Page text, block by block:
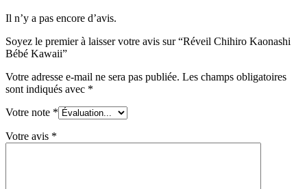
Il n’y a pas encore d’avis.
Soyez le premier à laisser votre avis sur “Réveil Chihiro Kaonashi
Bébé Kawaii”
Votre adresse e-mail ne sera pas publiée. Les champs obligatoires
sont indiqués avec *
Votre note *
Votre avis *